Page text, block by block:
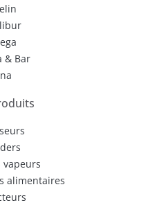
& Bar
vapeurs
alimentaires